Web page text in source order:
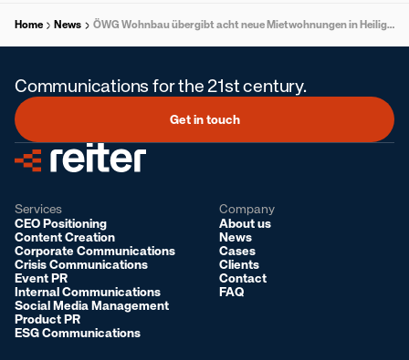
Home News ÖWG Wohnbau übergibt acht neue Mietwohnungen in Heiligenkreuz am Waasen
Communications for the 21st century.
Get in touch
Services
CEO Positioning
Content Creation
Corporate Communications
Crisis Communications
Event PR
Internal Communications
Social Media Management
Product PR
ESG Communications
Company
About us
News
Cases
Clients
Contact
FAQ